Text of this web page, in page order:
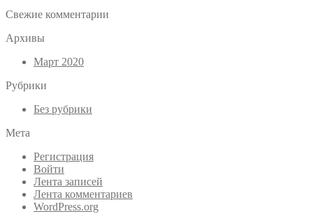
Свежие комментарии
Архивы
Март 2020
Рубрики
Без рубрики
Мета
Регистрация
Войти
Лента записей
Лента комментариев
WordPress.org